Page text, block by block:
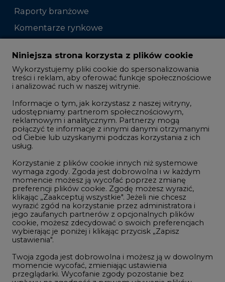
Raporty branżowe
Komentarze rynkowe
Zmiany kadrowe na rynku
Studio CIRE
Rozmowy o energetyce
Gospodarka
Geopolityka
LTE450
Innowacje i AI
Telekomunikacja i IT
Handel emisjami CO2
Wodór
Górnictwo
Atom
Niniejsza strona korzysta z plików cookie
Wykorzystujemy pliki cookie do spersonalizowania
treści i reklam, aby oferować funkcje społecznościowe
i analizować ruch w naszej witrynie.
Informacje o tym, jak korzystasz z naszej witryny,
udostępniamy partnerom społecznościowym,
reklamowym i analitycznym. Partnerzy mogą
połączyć te informacje z innymi danymi otrzymanymi
od Ciebie lub uzyskanymi podczas korzystania z ich
usług.
Korzystanie z plików cookie innych niż systemowe
wymaga zgody. Zgoda jest dobrowolna i w każdym
momencie możesz ją wycofać poprzez zmianę
preferencji plików cookie. Zgodę możesz wyrazić,
klikając „Zaakceptuj wszystkie". Jeżeli nie chcesz
wyrazić zgód na korzystanie przez administratora i
jego zaufanych partnerów z opcjonalnych plików
cookie, możesz zdecydować o swoich preferencjach
wybierając je poniżej i klikając przycisk „Zapisz
ustawienia".
Twoja zgoda jest dobrowolna i możesz ją w dowolnym
momencie wycofać, zmieniając ustawienia
przeglądarki. Wycofanie zgody pozostanie bez